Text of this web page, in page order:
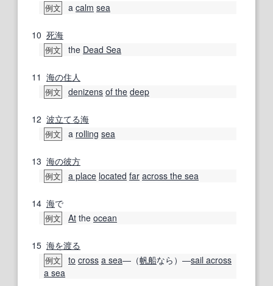
例文 a calm sea
10 死海
例文 the Dead Sea
11 海の住人
例文 denizens of the deep
12 波立てる海
例文 a rolling sea
13 海の彼方
例文 a place located far across the sea
14 海で
例文 At the ocean
15 海を渡る
例文 to cross a sea―（帆船なら）―sail across
a sea